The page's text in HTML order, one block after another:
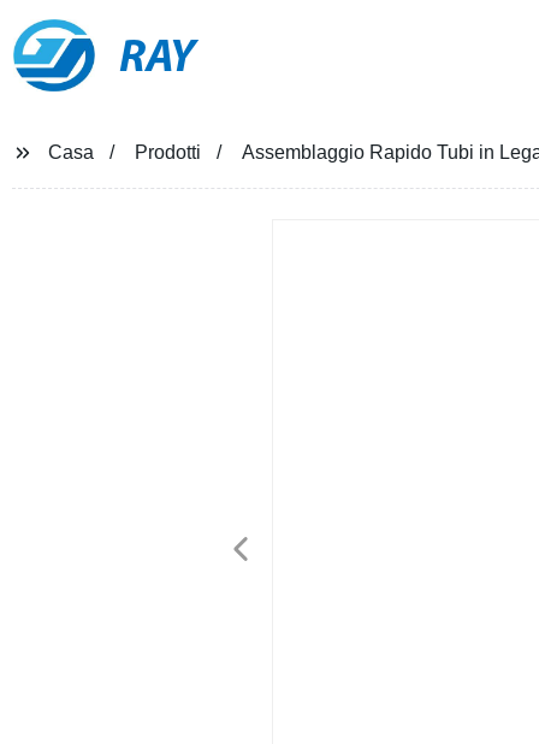
RAY
Casa Prodotti Assemblaggio Rapido Tubi in